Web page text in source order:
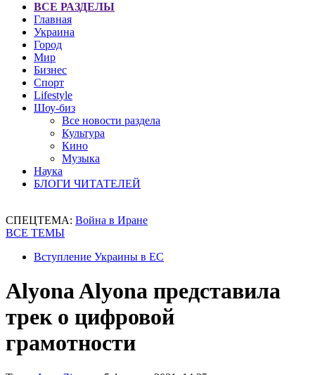
ВСЕ РАЗДЕЛЫ
Главная
Украина
Город
Мир
Бизнес
Спорт
Lifestyle
Шоу-биз
Все новости раздела
Культура
Кино
Музыка
Наука
БЛОГИ ЧИТАТЕЛЕЙ
СПЕЦТЕМА: Война в Иране
ВСЕ ТЕМЫ
Вступление Украины в ЕС
Alyona Alyona представила
трек о цифровой
грамотности